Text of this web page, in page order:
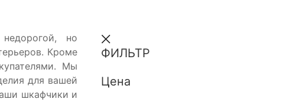
ФИЛЬТР
Цена
но
Кроме
Мы
для вашей
шкафчики и